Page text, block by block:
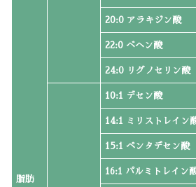
脂肪
20:0 アラキジン酸
22:0 ベヘン酸
24:0 リグノセリン酸
10:1 デセン酸
14:1 ミリストレイン
15:1 ペンタデセン酸
16:1 パルミトレイン